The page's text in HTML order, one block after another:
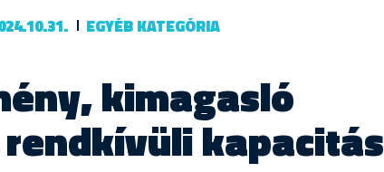
EGYÉB KATEGÓRIA
kimagasló
kapacitás